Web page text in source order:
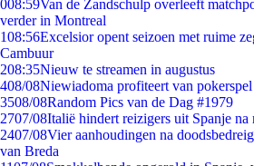
008:59Van de Zandschulp overleeft
verder in Montreal
108:56Excelsior opent seizoen met ruime
Cambuur
208:35Nieuw te streamen in augustus
408/08Niewiadoma profiteert van
3508/08Random Pics van de Dag #1979
2707/08Italië hindert reizigers uit Spanje na
2407/08Vier aanhoudingen na
van Breda